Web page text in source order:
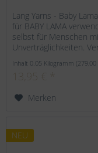
Lang Yarns - Baby
für BABY LAMA
selbst für Menschen
Unverträglichkeiten.
Inhalt 0.05 Kilogramm
Merken
NEU